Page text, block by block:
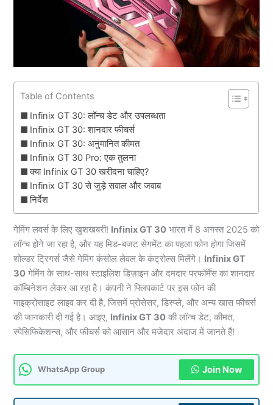
Table of Contents
Infinix GT 30: लॉन्च डेट और उपलब्धता
Infinix GT 30: शानदार फीचर्स
Infinix GT 30: अनुमानित कीमत
Infinix GT 30 Pro: एक तुलना
क्या Infinix GT 30 खरीदना चाहिए?
Infinix GT 30 से जुड़े सवाल और जवाब
निर्देश
गेमिंग लवर्स के लिए खुशखबरी! Infinix GT 30 भारत में 8 अगस्त 2025 को
लॉन्च होने जा रहा है, और यह मिड-बजट सेगमेंट का पहला फोन होगा जिसमें
शोल्डर ट्रिगर्स जैसे गेमिंग कंसोल लेवल के कंट्रोल्स मिलेंगे। Infinix GT
30 गेमिंग के साथ-साथ स्टाइलिश डिज़ाइन और दमदार परफॉर्मेंस का शानदार
कॉम्बिनेशन लेकर आ रहा है। कंपनी ने फ्लिपकार्ट पर इस फोन की
माइक्रोसाइट लाइव कर दी है, जिसमें प्रोसेसर, डिस्प्ले, और अन्य खास फीचर्स
की जानकारी दी गई है। आइए, Infinix GT 30 की लॉन्च डेट, कीमत,
स्पेसिफिकेशन्स, और फीचर्स को आसान और मजेदार अंदाज में जानते हैं!
WhatsApp Group Join Now